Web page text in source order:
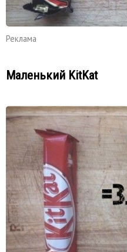
Реклама
Маленький KitKat